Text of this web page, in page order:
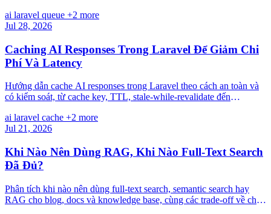
ai laravel queue +2 more
Jul 28, 2026
Caching AI Responses Trong Laravel Để Giảm Chi
Phí Và Latency
Hướng dẫn cache AI responses trong Laravel theo cách an toàn và
có kiểm soát, từ cache key, TTL, stale-while-revalidate đến
ai laravel cache +2 more
Jul 21, 2026
Khi Nào Nên Dùng RAG, Khi Nào Full-Text Search
Đã Đủ?
Phân tích khi nào nên dùng full-text search, semantic search hay
RAG cho blog, docs và knowledge base, cùng các trade-off về chi